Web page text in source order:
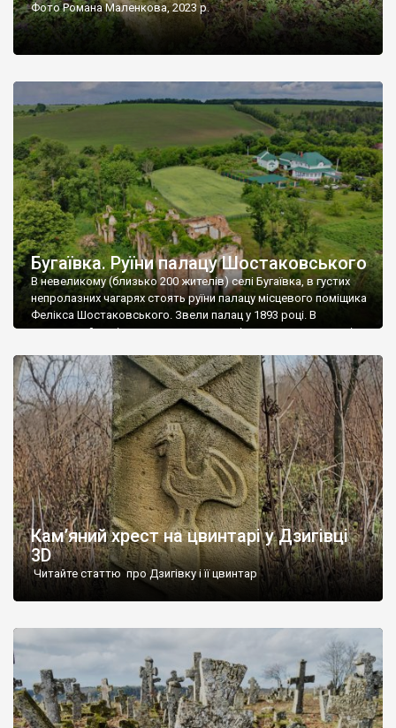
Фото Романа Маленкова, 2023 р.
Бугаївка. Руїни палацу Шостаковського
В невеликому (близько 200 жителів) селі Бугаївка, в густих
непролазних чагарях стоять руїни палацу місцевого поміщика
Фелікса Шостаковського. Звели палац у 1893 році. В
радянський період у ньому спочатку містилася школа, потім
століття тут розмістили туберкульозну лікарню. Коли із
палацу виїхала лікарня – ми точно не […]
Кам’яний хрест на цвинтарі у Дзигівці
3D
Читайте статтю про Дзигівку і її цвинтар